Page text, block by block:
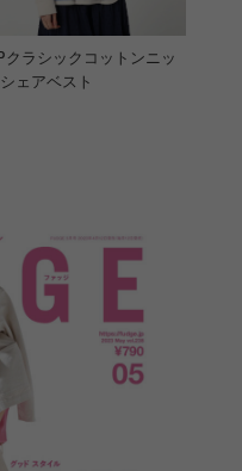
クラシックコットンニッ
シェアベスト